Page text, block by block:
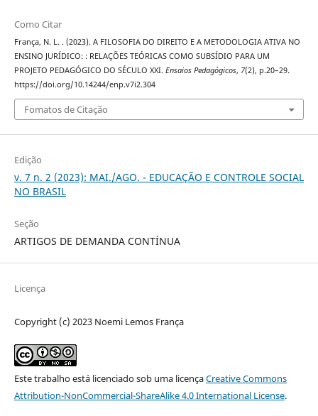
Como Citar
França, N. L. . (2023). A FILOSOFIA DO DIREITO E A METODOLOGIA ATIVA NO
ENSINO JURÍDICO: : RELAÇÕES TEÓRICAS COMO SUBSÍDIO PARA UM
PROJETO PEDAGÓGICO DO SÉCULO XXI. Ensaios Pedagógicos, 7(2), p.20–29.
https://doi.org/10.14244/enp.v7i2.304
Fomatos de Citação
Edição
v. 7 n. 2 (2023): MAI./AGO. - EDUCAÇÃO E CONTROLE SOCIAL
NO BRASIL
Seção
ARTIGOS DE DEMANDA CONTÍNUA
Licença
Copyright (c) 2023 Noemi Lemos França
Este trabalho está licenciado sob uma licençaCreative Commons
Attribution-NonCommercial-ShareAlike 4.0 International License.